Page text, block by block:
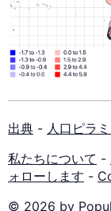
出典 - 人口ピラ
私たちについて -
ォローします -
© 2026 by